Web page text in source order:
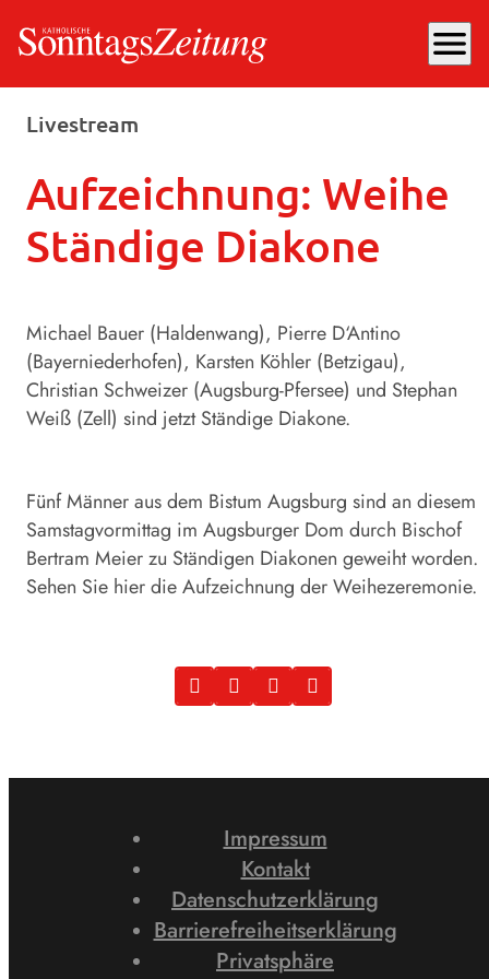
menu
Samstag, 11.10.2025, 14:03 Uhr
Livestream
Aufzeichnung: Weihe
Ständige Diakone
Michael Bauer (Haldenwang), Pierre D‘Antino
(Bayerniederhofen), Karsten Köhler (Betzigau),
Christian Schweizer (Augsburg-Pfersee) und Stephan
Weiß (Zell) sind jetzt Ständige Diakone.
Fünf Männer aus dem Bistum Augsburg sind an diesem
Samstagvormittag im Augsburger Dom durch Bischof
Bertram Meier zu Ständigen Diakonen geweiht worden.
Sehen Sie hier die Aufzeichnung der Weihezeremonie.
Impressum
Kontakt
Datenschutzerklärung
Barrierefreiheitserklärung
Privatsphäre